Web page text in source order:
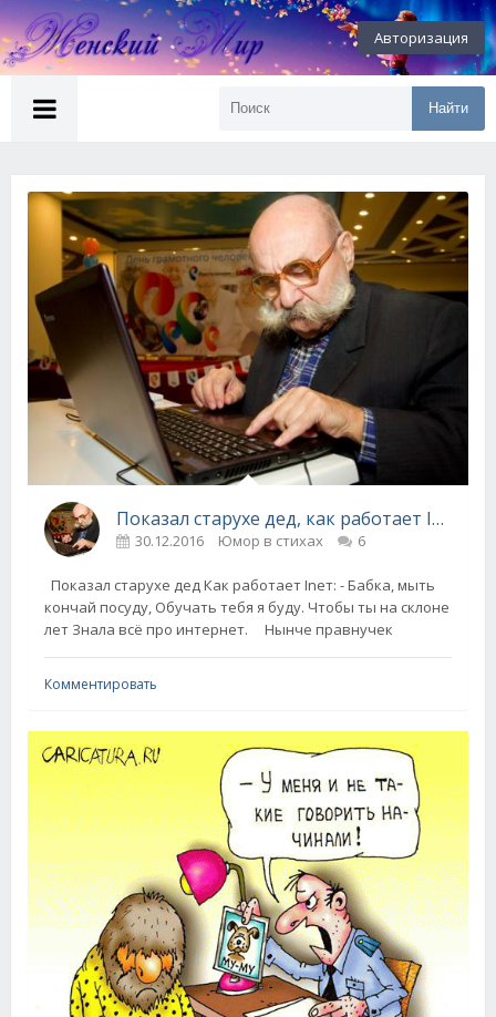
Авторизация
Найти
Показал старухе дед, как работает Inет
30.12.2016 Юмор в стихах 6
Показал старухе дед Как работает Inет: - Бабка, мыть
кончай посуду, Обучать тебя я буду. Чтобы ты на склоне
лет Знала всё про интернет. Нынче правнучек
Комментировать